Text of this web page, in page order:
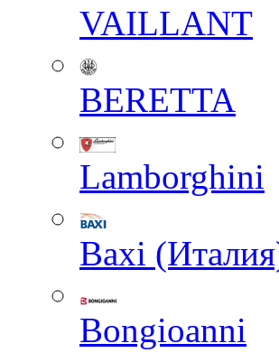
VAILLANT
BERETTA
Lamborghini
Baxi
Вongioanni